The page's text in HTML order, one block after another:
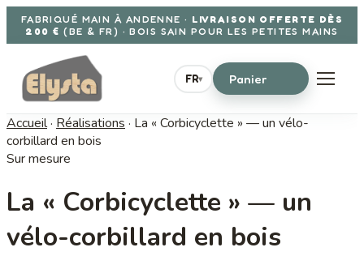
Aller au contenu
FABRIQUÉ MAIN À ANDENNE · LIVRAISON OFFERTE DÈS
200 € (BE & FR) · BOIS SAIN POUR LES PETITES MAINS
FR▾ Panier
Accueil· Réalisations · La « Corbicyclette » — un vélo-
corbillard en bois
Sur mesure
La « Corbicyclette » — un
vélo-corbillard en bois